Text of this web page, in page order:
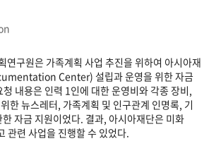
연구원은 가족계획 사업 추진을 위하여 아시아재
Center) 설립과 운영을 위한 자금
내용은 인력 1인에 대한 운영비와 각종 장비,
한 뉴스레터, 가족계획 및 인구관계 인명록, 기
자금 지원이었다. 결과, 아시아재단은 미화
관련 사업을 진행할 수 있었다.